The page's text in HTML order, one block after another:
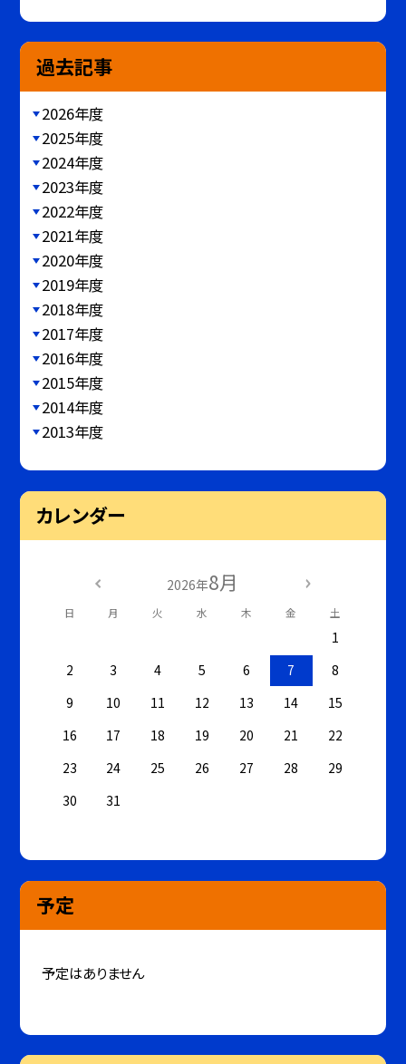
過去記事
2026年度
2025年度
2024年度
2023年度
2022年度
2021年度
2020年度
2019年度
2018年度
2017年度
2016年度
2015年度
2014年度
2013年度
カレンダー
2026年8月
日 月 火 水 木 金 土
1
2
3 4 5 6 7
8
9
10 11 12 13 14
15
16
17 18 19 20 21
22
23
24 25 26 27 28
29
30
31
予定
予定はありません